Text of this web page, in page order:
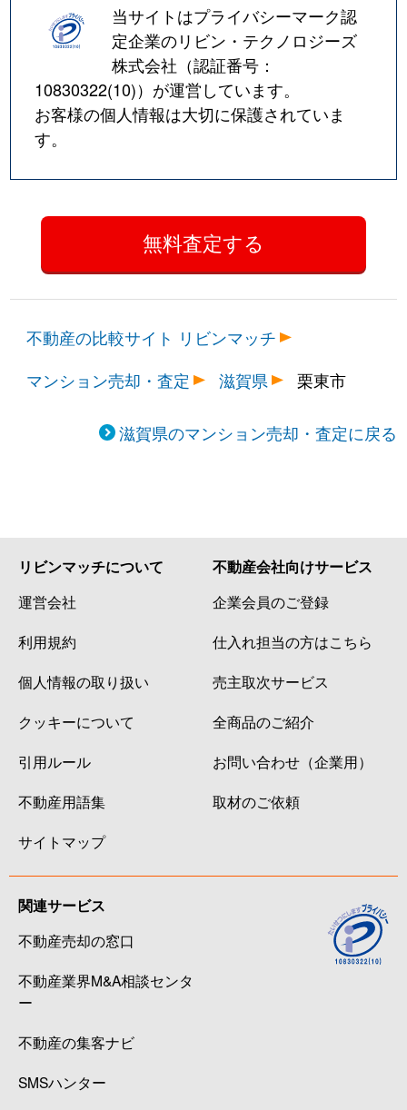
当サイトはプライバシーマーク認
定企業のリビン・テクノロジーズ
株式会社（認証番号：
10830322(10)）が運営しています。
お客様の個人情報は大切に保護されていま
す。
不動産の比較サイト リビンマッチ
マンション売却・査定
滋賀県 栗東市
滋賀県のマンション売却・査定に戻る
リビンマッチについて
運営会社
利用規約
個人情報の取り扱い
クッキーについて
引用ルール
不動産用語集
サイトマップ
不動産会社向けサービス
企業会員のご登録
仕入れ担当の方はこちら
売主取次サービス
全商品のご紹介
お問い合わせ（企業用）
取材のご依頼
関連サービス
不動産売却の窓口
不動産業界M&A相談センタ
ー
不動産の集客ナビ
SMSハンター